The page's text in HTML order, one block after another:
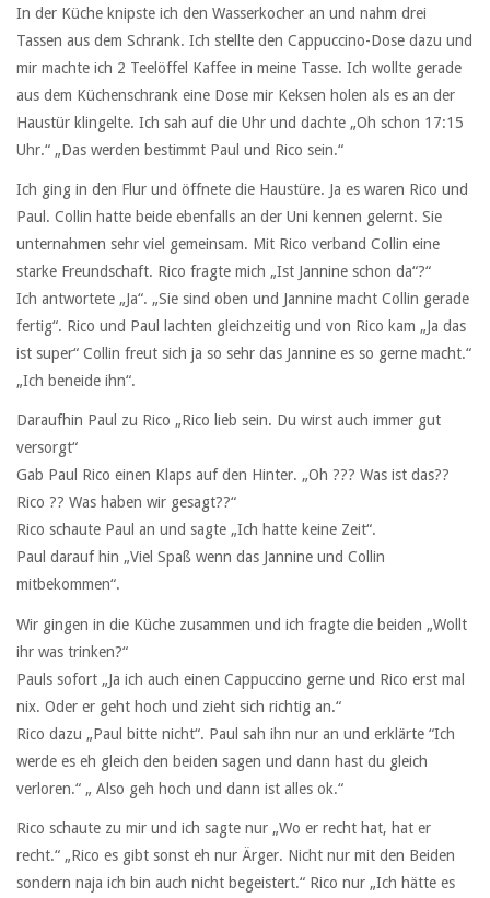
In der Küche knipste ich den Wasserkocher an und nahm drei
Tassen aus dem Schrank. Ich stellte den Cappuccino-Dose dazu und
mir machte ich 2 Teelöffel Kaffee in meine Tasse. Ich wollte gerade
aus dem Küchenschrank eine Dose mir Keksen holen als es an der
Haustür klingelte. Ich sah auf die Uhr und dachte „Oh schon 17:15
Uhr.“ „Das werden bestimmt Paul und Rico sein.“
Ich ging in den Flur und öffnete die Haustüre. Ja es waren Rico und
Paul. Collin hatte beide ebenfalls an der Uni kennen gelernt. Sie
unternahmen sehr viel gemeinsam. Mit Rico verband Collin eine
starke Freundschaft. Rico fragte mich „Ist Jannine schon da“?“
Ich antwortete „Ja“. „Sie sind oben und Jannine macht Collin gerade
fertig“. Rico und Paul lachten gleichzeitig und von Rico kam „Ja das
ist super“ Collin freut sich ja so sehr das Jannine es so gerne macht.“
„Ich beneide ihn“.
Daraufhin Paul zu Rico „Rico lieb sein. Du wirst auch immer gut
versorgt“
Gab Paul Rico einen Klaps auf den Hinter. „Oh ??? Was ist das??
Rico ?? Was haben wir gesagt??“
Rico schaute Paul an und sagte „Ich hatte keine Zeit“.
Paul darauf hin „Viel Spaß wenn das Jannine und Collin
mitbekommen“.
Wir gingen in die Küche zusammen und ich fragte die beiden „Wollt
ihr was trinken?“
Pauls sofort „Ja ich auch einen Cappuccino gerne und Rico erst mal
nix. Oder er geht hoch und zieht sich richtig an.“
Rico dazu „Paul bitte nicht“. Paul sah ihn nur an und erklärte “Ich
werde es eh gleich den beiden sagen und dann hast du gleich
verloren.“ „ Also geh hoch und dann ist alles ok.“
Rico schaute zu mir und ich sagte nur „Wo er recht hat, hat er
recht.“ „Rico es gibt sonst eh nur Ärger. Nicht nur mit den Beiden
sondern naja ich bin auch nicht begeistert.“ Rico nur „Ich hätte es